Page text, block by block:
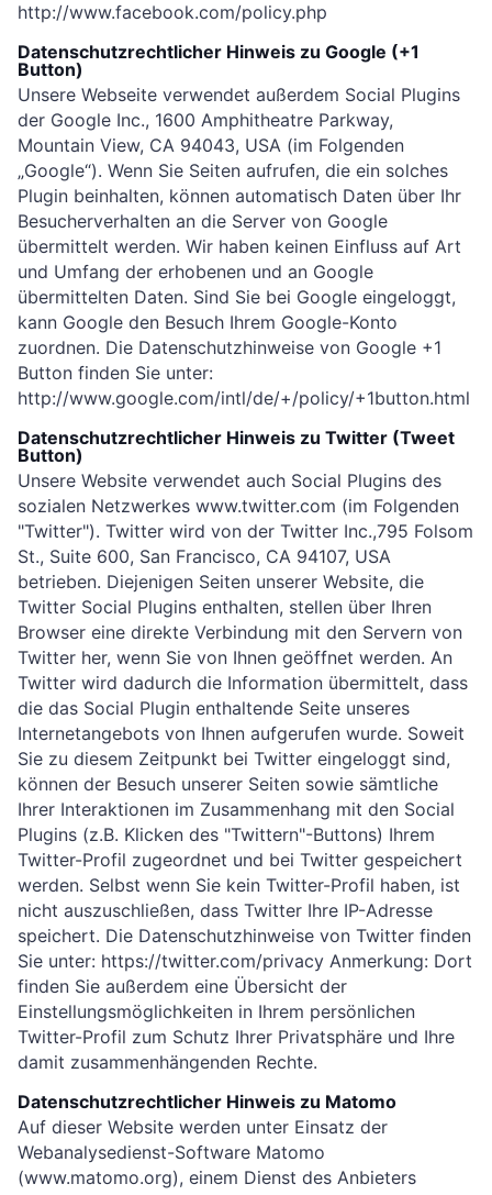
http://www.facebook.com/policy.php
Datenschutzrechtlicher Hinweis zu Google (+1
Button)
Unsere Webseite verwendet außerdem Social Plugins
der Google Inc., 1600 Amphitheatre Parkway,
Mountain View, CA 94043, USA (im Folgenden
„Google“). Wenn Sie Seiten aufrufen, die ein solches
Plugin beinhalten, können automatisch Daten über Ihr
Besucherverhalten an die Server von Google
übermittelt werden. Wir haben keinen Einfluss auf Art
und Umfang der erhobenen und an Google
übermittelten Daten. Sind Sie bei Google eingeloggt,
kann Google den Besuch Ihrem Google-Konto
zuordnen. Die Datenschutzhinweise von Google +1
Button finden Sie unter:
http://www.google.com/intl/de/+/policy/+1button.html
Datenschutzrechtlicher Hinweis zu Twitter (Tweet
Button)
Unsere Website verwendet auch Social Plugins des
sozialen Netzwerkes www.twitter.com (im Folgenden
"Twitter"). Twitter wird von der Twitter Inc.,795 Folsom
St., Suite 600, San Francisco, CA 94107, USA
betrieben. Diejenigen Seiten unserer Website, die
Twitter Social Plugins enthalten, stellen über Ihren
Browser eine direkte Verbindung mit den Servern von
Twitter her, wenn Sie von Ihnen geöffnet werden. An
Twitter wird dadurch die Information übermittelt, dass
die das Social Plugin enthaltende Seite unseres
Internetangebots von Ihnen aufgerufen wurde. Soweit
Sie zu diesem Zeitpunkt bei Twitter eingeloggt sind,
können der Besuch unserer Seiten sowie sämtliche
Ihrer Interaktionen im Zusammenhang mit den Social
Plugins (z.B. Klicken des "Twittern"-Buttons) Ihrem
Twitter-Profil zugeordnet und bei Twitter gespeichert
werden. Selbst wenn Sie kein Twitter-Profil haben, ist
nicht auszuschließen, dass Twitter Ihre IP-Adresse
speichert. Die Datenschutzhinweise von Twitter finden
Sie unter: https://twitter.com/privacy Anmerkung: Dort
finden Sie außerdem eine Übersicht der
Einstellungsmöglichkeiten in Ihrem persönlichen
Twitter-Profil zum Schutz Ihrer Privatsphäre und Ihre
damit zusammenhängenden Rechte.
Datenschutzrechtlicher Hinweis zu Matomo
Auf dieser Website werden unter Einsatz der
Webanalysedienst-Software Matomo
(www.matomo.org), einem Dienst des Anbieters